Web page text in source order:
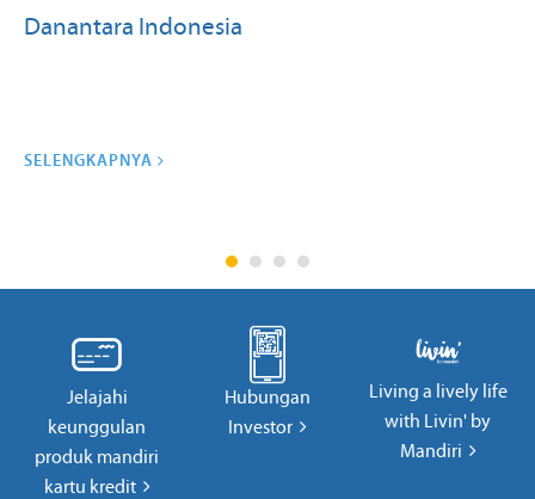
Danantara Indonesia
SELENGKAPNYA
Jelajahi
keunggulan
produk mandiri
kartu kredit
Hubungan
Investor
Living a lively life
with Livin' by
Mandiri